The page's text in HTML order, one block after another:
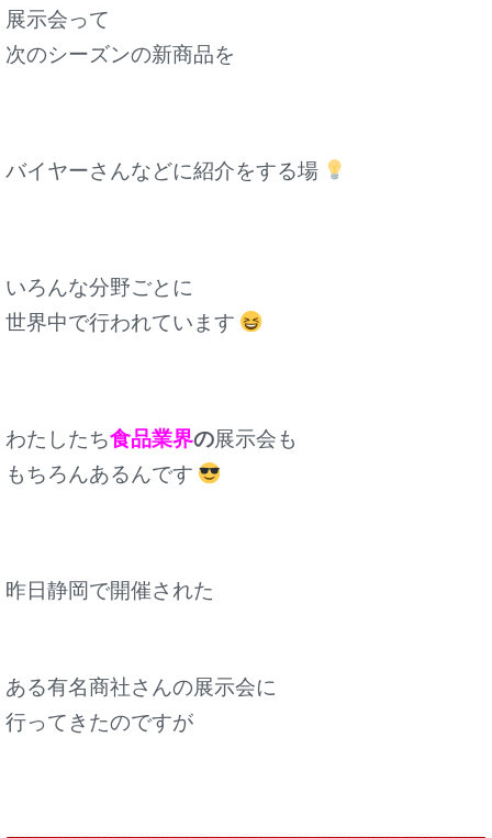
展示会って
次のシーズンの新商品を
バイヤーさんなどに紹介をする場
いろんな分野ごとに
世界中で行われています
わたしたち食品業界の展示会も
もちろんあるんです
昨日静岡で開催された
ある有名商社さんの展示会に
行ってきたのですが